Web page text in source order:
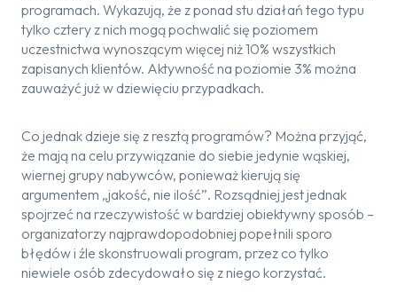
programach. Wykazują, że z ponad stu działań tego typu
tylko cztery z nich mogą pochwalić się poziomem
uczestnictwa wynoszącym więcej niż 10% wszystkich
zapisanych klientów. Aktywność na poziomie 3% można
zauważyć już w dziewięciu przypadkach.
Co jednak dzieje się z resztą programów? Można przyjąć,
że mają na celu przywiązanie do siebie jedynie wąskiej,
wiernej grupy nabywców, ponieważ kierują się
argumentem „jakość, nie ilość”. Rozsądniej jest jednak
spojrzeć na rzeczywistość w bardziej obiektywny sposób –
organizatorzy najprawdopodobniej popełnili sporo
błędów i źle skonstruowali program, przez co tylko
niewiele osób zdecydowało się z niego korzystać.